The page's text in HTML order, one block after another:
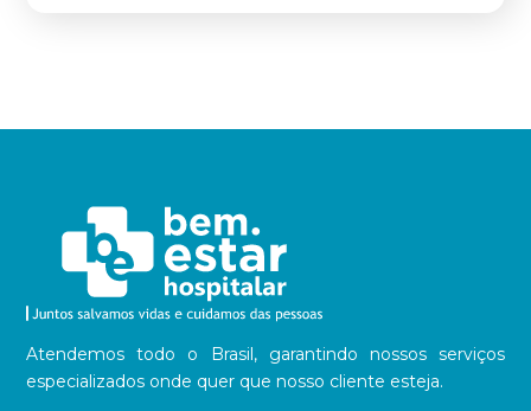
Atendemos todo o Brasil, garantindo nossos serviços
especializados onde quer que nosso cliente esteja.